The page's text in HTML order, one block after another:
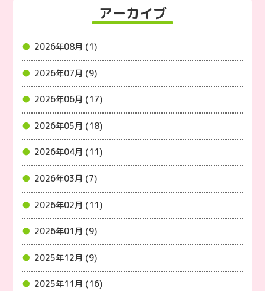
アーカイブ
2026年08月 (1)
2026年07月 (9)
2026年06月 (17)
2026年05月 (18)
2026年04月 (11)
2026年03月 (7)
2026年02月 (11)
2026年01月 (9)
2025年12月 (9)
2025年11月 (16)